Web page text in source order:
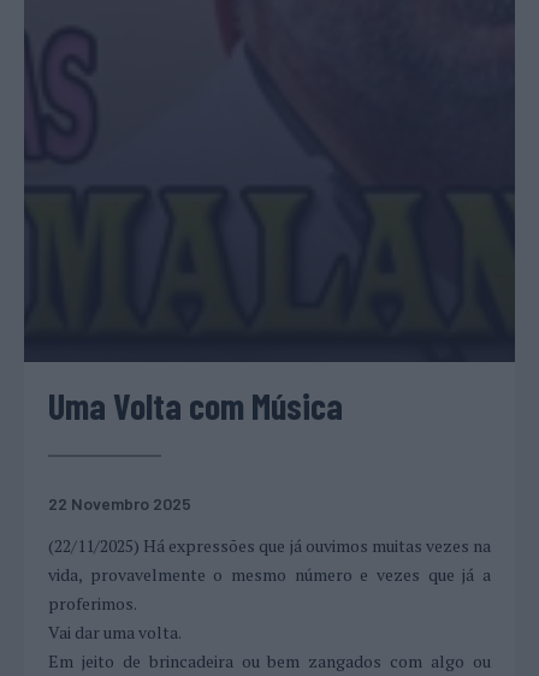
Uma Volta com Música
22 Novembro 2025
(22/11/2025) Há expressões que já ouvimos muitas vezes na
vida, provavelmente o mesmo número e vezes que já a
proferimos.
Vai dar uma volta.
Em jeito de brincadeira ou bem zangados com algo ou